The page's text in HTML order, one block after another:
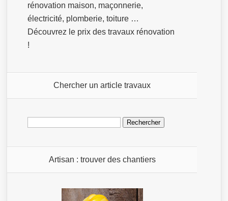
rénovation maison, maçonnerie,
électricité, plomberie, toiture …
Découvrez le prix des travaux rénovation
!
Chercher un article travaux
Rechercher :
Artisan : trouver des chantiers